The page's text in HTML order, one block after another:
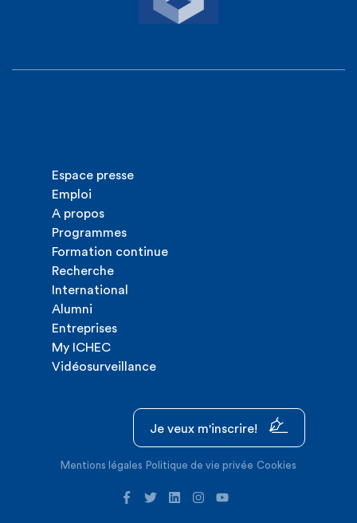
Espace presse
Emploi
A propos
Programmes
Formation continue
Recherche
International
Alumni
Entreprises
My ICHEC
Vidéosurveillance
Je veux m'inscrire!
Mentions légales Politique de vie privée Cookies